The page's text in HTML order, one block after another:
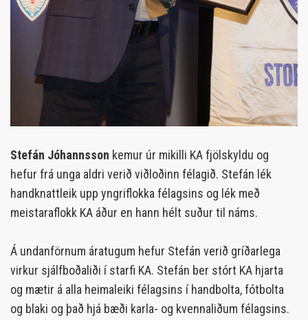
Stefán Jóhannsson kemur úr mikilli KA fjölskyldu og
hefur frá unga aldri verið viðloðinn félagið. Stefán lék
handknattleik upp yngriflokka félagsins og lék með
meistaraflokk KA áður en hann hélt suður til náms.
Á undanförnum áratugum hefur Stefán verið gríðarlega
virkur sjálfboðaliði í starfi KA. Stefán ber stórt KA hjarta
og mætir á alla heimaleiki félagsins í handbolta, fótbolta
og blaki og það hjá bæði karla- og kvennaliðum félagsins.